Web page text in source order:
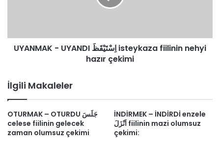
çekimi
UYANMAK - UYANDI اِسْتَيْقَظَ isteykaza fiilinin nehyi
hazır çekimi
İlgili Makaleler
OTURMAK – OTURDU جَلَسَ
celese fiilinin gelecek
zaman olumsuz çekimi
İNDİRMEK – İNDİRDİ enzele
اَنْزَلَ fiilinin mazi olumsuz
çekimi: